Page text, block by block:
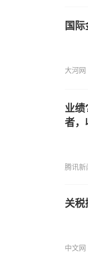
国
大河网
业
者，
腾讯新
关
中文网